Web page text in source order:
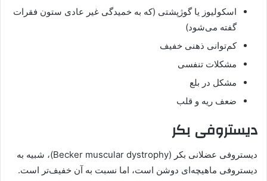
اسکولیوز یا گوژپشتی (که به خمیدگی غیر عادی ستون فقرات
گفته می‌شود)
کم‌توانی ذهنی خفیف
مشکلات تنفسی
مشکل در بلع
ضعف ریه و قلب
دیستروفی بکر
دیستروفی عضلانی بکر (Becker muscular dystrophy)، شبیه به
دیستروفی ماهیچه‌ای دوشن است، اما نسبت به آن خفیف‌تر است.